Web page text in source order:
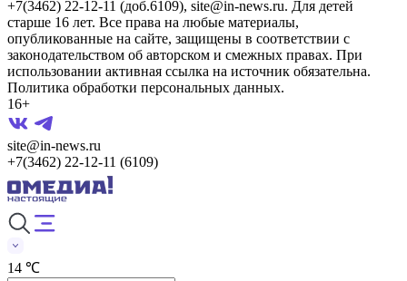
+7(3462) 22-12-11 (доб.6109), site@in-news.ru. Для детей
старше 16 лет. Все права на любые материалы,
опубликованные на сайте, защищены в соответствии с
законодательством об авторском и смежных правах. При
использовании активная ссылка на источник обязательна.
Политика обработки персональных данных.
16+
site@in-news.ru
+7(3462) 22-12-11 (6109)
14 ℃